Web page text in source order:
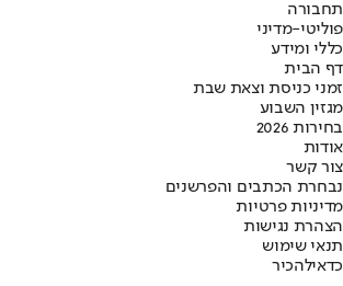
תחבורה
פוליטי-מדיני
כללי ומידע
דף הבית
זמני כניסת וצאת שבת
מגזין השבוע
בחירות 2026
אודות
צור קשר
נבחרת הכתבים והפרשנים
מדיניות פרטיות
הצהרת נגישות
תנאי שימוש
כדאילהכיר